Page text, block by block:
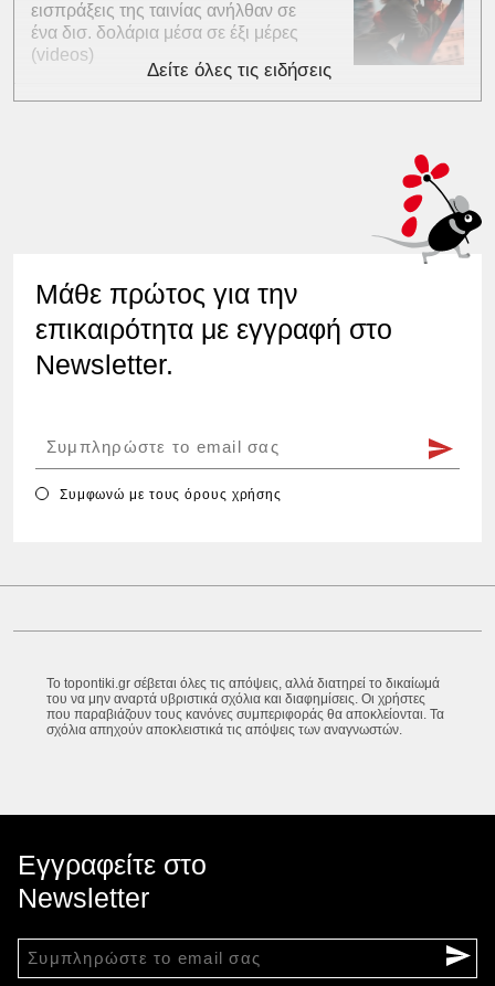
εισπράξεις της ταινίας ανήλθαν σε
ένα δισ. δολάρια μέσα σε έξι μέρες
(videos)
Δείτε όλες τις ειδήσεις
Μάθε πρώτος για την
επικαιρότητα με εγγραφή στο
Newsletter.
Συμφωνώ με τουςόρους χρήσης
Το topontiki.gr σέβεται όλες τις απόψεις, αλλά διατηρεί το δικαίωμά
του να μην αναρτά υβριστικά σχόλια και διαφημίσεις. Οι χρήστες
που παραβιάζουν τους κανόνες συμπεριφοράς θα αποκλείονται. Τα
σχόλια απηχούν αποκλειστικά τις απόψεις των αναγνωστών.
Εγγραφείτε στο
Newsletter